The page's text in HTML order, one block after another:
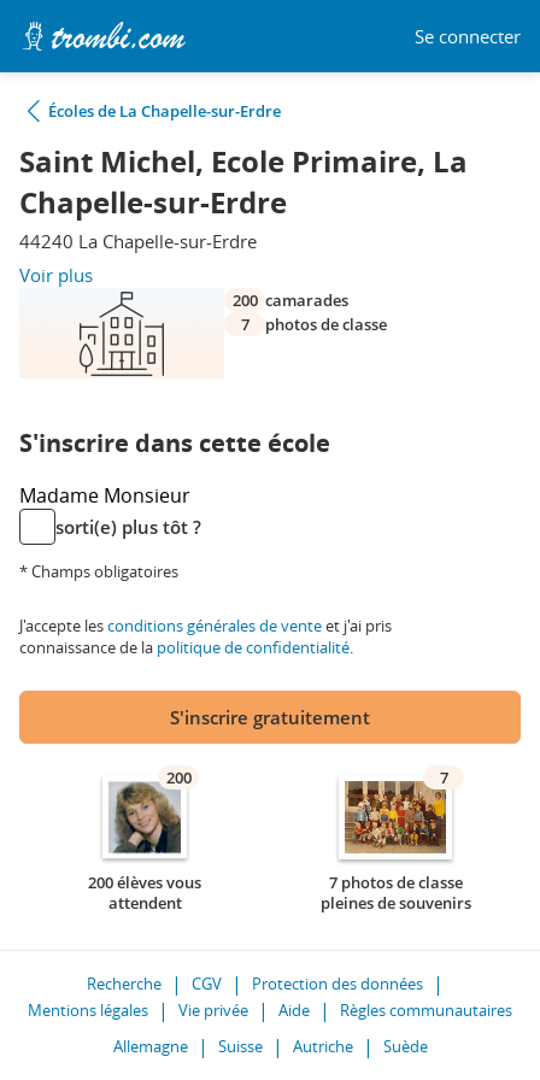
Se connecter
Écoles de La Chapelle-sur-Erdre
Saint Michel, Ecole Primaire, La
Chapelle-sur-Erdre
44240 La Chapelle-sur-Erdre
Voir plus
200 camarades
7
photos de classe
S'inscrire dans cette école
Madame Monsieur
sorti(e) plus tôt ?
* Champs obligatoires
J'accepte lesconditions générales de venteet j'ai pris
connaissance de la politique de confidentialité.
S'inscrire gratuitement
200
200 élèves vous
attendent
7
7 photos de classe
pleines de souvenirs
Recherche CGV
Protection des données
Mentions légales
Vie privée Aide
Règles communautaires
Allemagne
Suisse Autriche Suède